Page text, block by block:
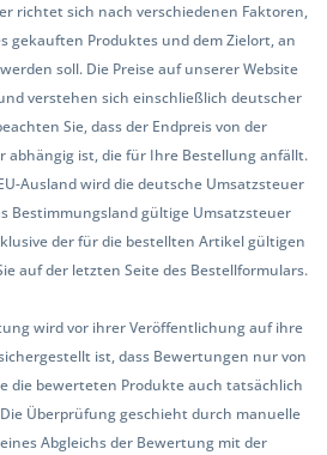
richtet sich nach verschiedenen Faktoren,
gekauften Produktes und dem Zielort, an
soll. Die Preise auf unserer Website
verstehen sich einschließlich deutscher
Sie, dass der Endpreis von der
abhängig ist, die für Ihre Bestellung anfällt.
Ausland wird die deutsche Umsatzsteuer
Bestimmungsland gültige Umsatzsteuer
der für die bestellten Artikel gültigen
auf der letzten Seite des Bestellformulars.
wird vor ihrer Veröffentlichung auf ihre
ist, dass Bewertungen nur von
die bewerteten Produkte auch tatsächlich
Überprüfung geschieht durch manuelle
Abgleichs der Bewertung mit der